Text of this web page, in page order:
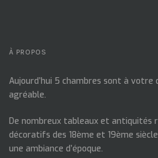
À PROPOS
Aujourd’hui 5 chambres sont à votre
agréable.
De nombreux tableaux et antiquités
décoratifs des 18ème et 19ème
une ambiance d’époque.